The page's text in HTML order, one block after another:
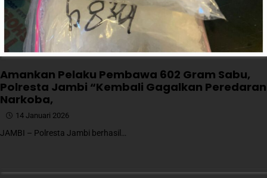
Amankan Pelaku Pembawa 602 Gram Sabu,
Polresta Jambi “Kembali Gagalkan Peredaran
Narkoba,
14 Januari 2026
JAMBI – Polresta Jambi berhasil…